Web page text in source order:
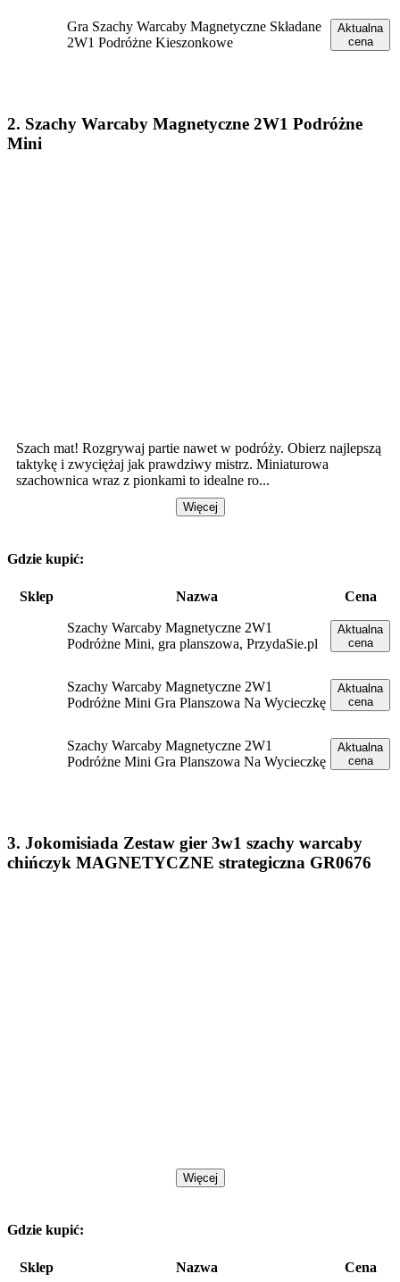
Gra Szachy Warcaby Magnetyczne Składane
2W1 Podróżne Kieszonkowe
Aktualna
cena
2. Szachy Warcaby Magnetyczne 2W1 Podróżne
Mini
Szach mat! Rozgrywaj partie nawet w podróży. Obierz najlepszą
taktykę i zwyciężaj jak prawdziwy mistrz. Miniaturowa
szachownica wraz z pionkami to idealne ro...
Więcej
Gdzie kupić:
Sklep Nazwa Cena
Szachy Warcaby Magnetyczne 2W1
Podróżne Mini, gra planszowa, PrzydaSie.pl
Aktualna
cena
Szachy Warcaby Magnetyczne 2W1
Podróżne Mini Gra Planszowa Na Wycieczkę
Aktualna
cena
Szachy Warcaby Magnetyczne 2W1
Podróżne Mini Gra Planszowa Na Wycieczkę
Aktualna
cena
3. Jokomisiada Zestaw gier 3w1 szachy warcaby
chińczyk MAGNETYCZNE strategiczna GR0676
Więcej
Gdzie kupić:
Sklep Nazwa
Cena